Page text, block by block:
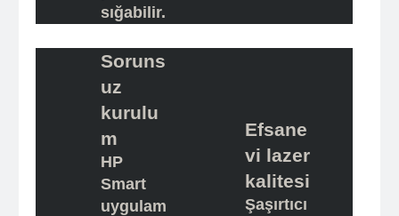
sığabilir.
Soruns
uz
kurulu
m
HP
Smart
uygulam
Efsane
vi lazer
kalitesi
Şaşırtıcı